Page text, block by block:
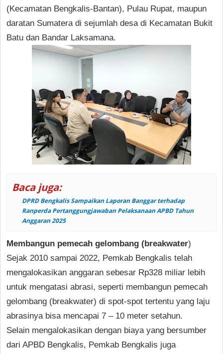
(Kecamatan Bengkalis-Bantan), Pulau Rupat, maupun
daratan Sumatera di sejumlah desa di Kecamatan Bukit
Batu dan Bandar Laksamana.
Baca juga:
DPRD Bengkalis Sampaikan Laporan Banggar terhadap
Ranperda Pertanggungjawaban Pelaksanaan APBD Tahun
Anggaran 2025
Membangun pemecah gelombang (breakwater)
Sejak 2010 sampai 2022, Pemkab Bengkalis telah
mengalokasikan anggaran sebesar Rp328 miliar lebih
untuk mengatasi abrasi, seperti membangun pemecah
gelombang (breakwater) di spot-spot tertentu yang laju
abrasinya bisa mencapai 7 – 10 meter setahun.
Selain mengalokasikan dengan biaya yang bersumber
dari APBD Bengkalis, Pemkab Bengkalis juga